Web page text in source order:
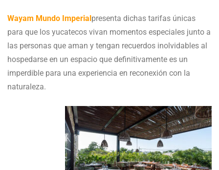
Wayam Mundo Imperialpresenta dichas tarifas únicas
para que los yucatecos vivan momentos especiales junto a
las personas que aman y tengan recuerdos inolvidables al
hospedarse en un espacio que definitivamente es un
imperdible para una experiencia en reconexión con la
naturaleza.